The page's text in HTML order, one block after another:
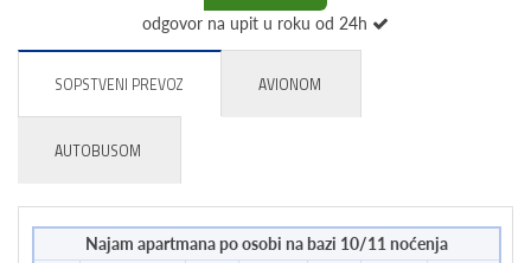
odgovor na upit u roku od 24h
SOPSTVENI PREVOZ AVIONOM
AUTOBUSOM
Najam apartmana po osobi na bazi 10/11 noćenja